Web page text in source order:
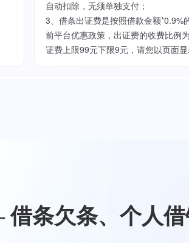
自动扣除，无须单独支付；
3、借条出证费是按照借款金额*0.9%
前平台优惠政策，出证费的收费比例
证费上限99元下限9元，请您以页面显
条欠条、个人